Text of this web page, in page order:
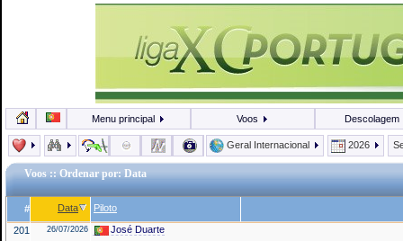
Menu principal Voos Descolagem
Geral Internacional 2026
Voos :: Ordenar por: Data
# Data Piloto
201 26/07/2026 José Duarte